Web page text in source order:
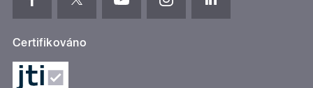
Certifikováno